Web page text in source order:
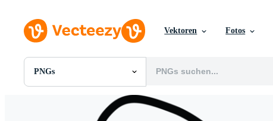
Vektoren Fotos
PNGs
Alle Bilder